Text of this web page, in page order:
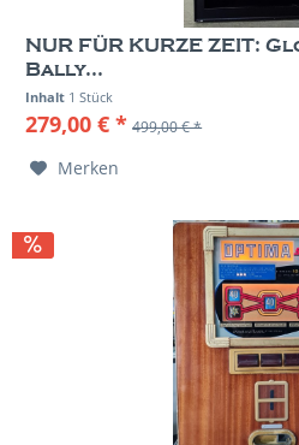
NUR FÜR KURZE ZEIT:
Bally...
Inhalt 1 Stück
279,00 € * 499,00 € *
Merken